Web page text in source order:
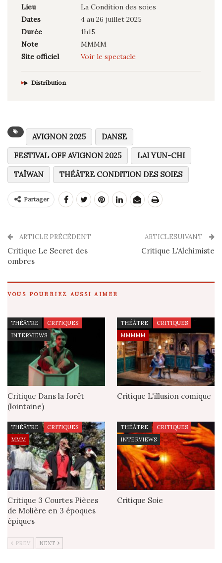
Lieu
La Condition des soies
Dates
4 au 26 juillet 2025
Durée
1h15
Note
MMMM
Site officiel
Voir le spectacle
Distribution
AVIGNON 2025
DANSE
FESTIVAL OFF AVIGNON 2025
LAI YUN-CHI
TAÏWAN
THÉÂTRE CONDITION DES SOIES
Partager
ARTICLE PRÉCÉDENT
Critique Le Secret des
ombres
ARTICLESUIVANT
Critique L'Alchimiste
VOUS POURRIEZ AUSSI AIMER
THÉÂTRE
CRITIQUES
INTERVIEWS
Critique Dans la forêt
(lointaine)
THÉÂTRE
CRITIQUES
MMMMM
Critique L'illusion comique
THÉÂTRE
CRITIQUES
MMM
Critique 3 Courtes Pièces
de Molière en 3 époques
épiques
THÉÂTRE
CRITIQUES
INTERVIEWS
Critique Soie
PREV NEXT